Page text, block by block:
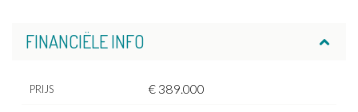
FINANCIËLE INFO
PRIJS € 389.000